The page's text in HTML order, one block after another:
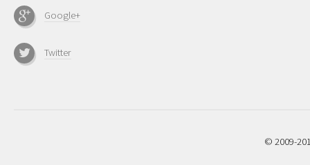
Google+
Twitter
© 2009-